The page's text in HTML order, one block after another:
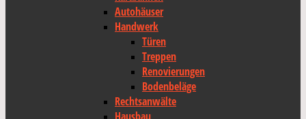
Autohäuser
Handwerk
Türen
Treppen
Renovierungen
Bodenbeläge
Rechtsanwälte